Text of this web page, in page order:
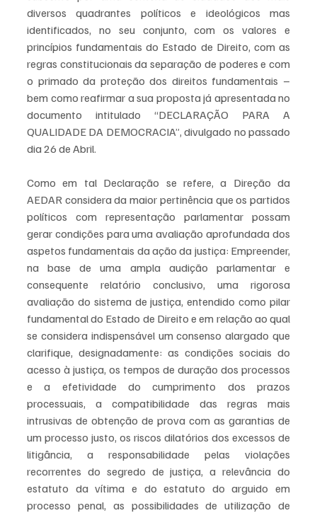
diversos quadrantes políticos e ideológicos mas
identificados, no seu conjunto, com os valores e
princípios fundamentais do Estado de Direito, com as
regras constitucionais da separação de poderes e com
o primado da proteção dos direitos fundamentais –
bem como reafirmar a sua proposta já apresentada no
documento intitulado “DECLARAÇÃO PARA A
QUALIDADE DA DEMOCRACIA”, divulgado no passado
dia 26 de Abril.
Como em tal Declaração se refere, a Direção da
AEDAR considera da maior pertinência que os partidos
políticos com representação parlamentar possam
gerar condições para uma avaliação aprofundada dos
aspetos fundamentais da ação da justiça: Empreender,
na base de uma ampla audição parlamentar e
consequente relatório conclusivo, uma rigorosa
avaliação do sistema de justiça, entendido como pilar
fundamental do Estado de Direito e em relação ao qual
se considera indispensável um consenso alargado que
clarifique, designadamente: as condições sociais do
acesso à justiça, os tempos de duração dos processos
e a efetividade do cumprimento dos prazos
processuais, a compatibilidade das regras mais
intrusivas de obtenção de prova com as garantias de
um processo justo, os riscos dilatórios dos excessos de
litigância, a responsabilidade pelas violações
recorrentes do segredo de justiça, a relevância do
estatuto da vítima e do estatuto do arguido em
processo penal, as possibilidades de utilização de